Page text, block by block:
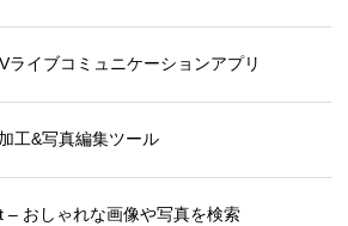
ライブコミュニケーションアプリ
工&写真編集ツール
– おしゃれな画像や写真を検索